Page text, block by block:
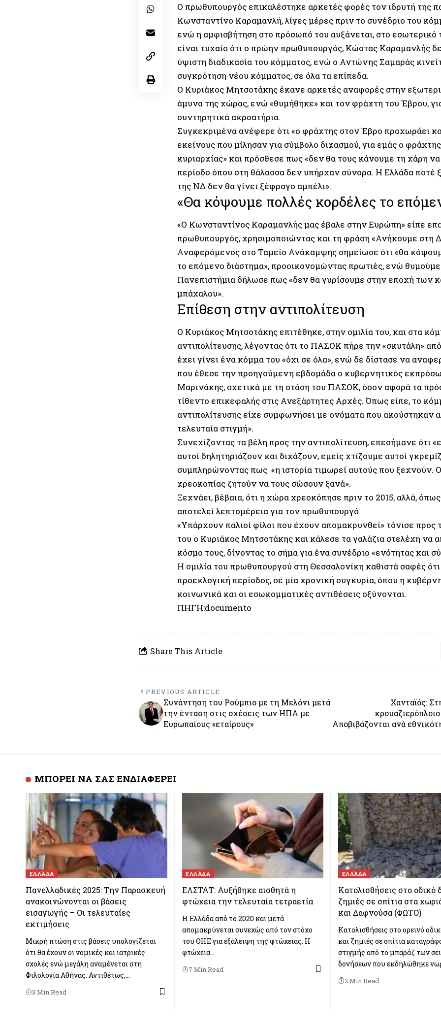
Ο πρωθυπουργός επικαλέστηκε αρκετές φορές τον ιδρυτή της
Κωνσταντίνο Καραμανλή, λίγες μέρες πριν το συνέδριο του
ενώ η αμφισβήτηση στο πρόσωπό του αυξάνεται, στο εσωτερικό
είναι τυχαίο ότι ο πρώην πρωθυπουργός, Κώστας Καραμανλής
ύψιστη διαδικασία του κόμματος, ενώ ο Αντώνης Σαμαράς
συγκρότηση νέου κόμματος, σε όλα τα επίπεδα.
Ο Κυριάκος Μητσοτάκης έκανε αρκετές αναφορές στην
άμυνα της χώρας, ενώ «θυμήθηκε» και τον φράχτη του Έβρου,
συντηρητικά ακροατήρια.
Συγκεκριμένα ανέφερε ότι «ο φράχτης στον Έβρο προχωράει
εκείνους που μίλησαν για σύμβολο διχασμού, για εμάς ο
κυριαρχίας» και πρόσθεσε πως «δεν θα τους κάνουμε τη χάρη
περίοδο όπου στη θάλασσα δεν υπήρχαν σύνορα. Η Ελλάδα ποτέ
της ΝΔ δεν θα γίνει ξέφραγο αμπέλι».
«Θα κόψουμε πολλές κορδέλες το
«Ο Κωνσταντίνος Καραμανλής μας έβαλε στην Ευρώπη» είπε
πρωθυπουργός, χρησιμοποιώντας και τη φράση «Ανήκουμε στη
Αναφερόμενος στο Ταμείο Ανάκαμψης σημείωσε ότι «θα
το επόμενο διάστημα», προοικονομώντας πρωτιές, ενώ
Πανεπιστήμια δήλωσε πως «δεν θα γυρίσουμε στην εποχή των
μπάχαλου».
Επίθεση στην αντιπολίτευση
Ο Κυριάκος Μητσοτάκης επιτέθηκε, στην ομιλία του, και στα
αντιπολίτευσης, λέγοντας ότι το ΠΑΣΟΚ πήρε την «σκυτάλη»
έχει γίνει ένα κόμμα του «όχι σε όλα», ενώ δε δίστασε να
που έθεσε την προηγούμενη εβδομάδα ο κυβερνητικός
Μαρινάκης, σχετικά με τη στάση του ΠΑΣΟΚ, όσον αφορά τα
τίθεντο επικεφαλής στις Ανεξάρτητες Αρχές. Όπως είπε, το
αντιπολίτευσης είχε συμφωνήσει με ονόματα που ακούστηκαν
τελευταία στιγμή».
Συνεχίζοντας τα βέλη προς την αντιπολίτευση, επεσήμανε ότι
αυτοί δηλητηριάζουν και διχάζουν, εμείς χτίζουμε αυτοί
συμπληρώνοντας πως «η ιστορία τιμωρεί αυτούς που ξεχνούν.
χρεοκοπίας ζητούν να τους σώσουν ξανά».
Ξεχνάει, βέβαια, ότι η χώρα χρεοκόπησε πριν το 2015, αλλά,
αποτελεί λεπτομέρεια για τον πρωθυπουργό.
«Υπάρχουν παλιοί φίλοι που έχουν απομακρυνθεί» τόνισε προς
του ο Κυριάκος Μητσοτάκης και κάλεσε τα γαλάζια στελέχη να
κόσμο τους, δίνοντας το σήμα για ένα συνέδριο «ενότητας και
Η ομιλία του πρωθυπουργού στη Θεσσαλονίκη καθιστά σαφές
προεκλογική περίοδος, σε μία χρονική συγκυρία, όπου η
κοινωνικά και οι εσωκομματικές αντιθέσεις οξύνονται.
ΠΗΓΗ:documento
Share This Article
PREVIOUS ARTICLE
Συνάντηση του Ρούμπιο με τη Μελόνι μετά
την ένταση στις σχέσεις των ΗΠΑ με
Ευρωπαίους «εταίρους»
Χανταϊός:
Αποβιβάζονται ανά
ΜΠΟΡΕΙ ΝΑ ΣΑΣ ΕΝΔΙΑΦΕΡΕΙ
ΕΛΛΆΔΑ
Πανελλαδικές 2025: Την Παρασκευή
ανακοινώνονται οι βάσεις
εισαγωγής – Οι τελευταίες
εκτιμήσεις
Μικρή πτώση στις βάσεις υπολογίζεται
ότι θα έχουν οι νομικές και ιατρικές
σχολές ενώ μεγάλη αναμένεται στη
Φιλολογία Αθήνας. Αντιθέτως,…
3 Min Read
ΕΛΛΆΔΑ
ΕΛΣΤΑΤ: Αυξήθηκε αισθητά η
φτώχεια την τελευταία τετραετία
Η Ελλάδα από το 2020 και μετά
απομακρύνεται συνεχώς από τον στόχο
του ΟΗΕ για εξάλειψη της φτώχειας. Η
φτώχεια…
7 Min Read
ΕΛΛΆΔΑ
Κατολισθήσεις στο οδικό
ζημιές σε σπίτια στα
και Δαφνούσα (ΦΩΤΟ)
Κατολισθήσεις στο ορεινό
και ζημιές σε σπίτια
στιγμής από το μπαράζ των
δονήσεων που εκδηλώθηκε
2 Min Read